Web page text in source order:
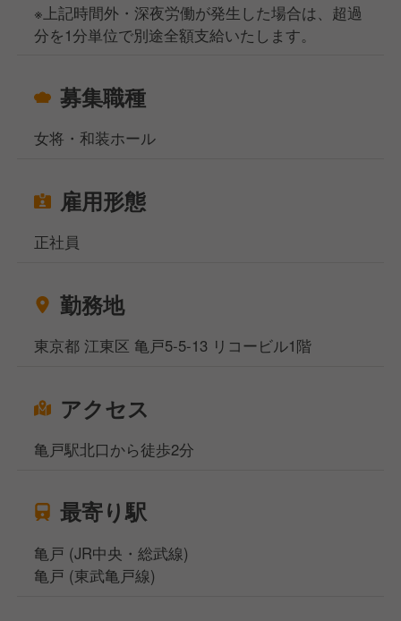
※上記時間外・深夜労働が発生した場合は、超過
分を1分単位で別途全額支給いたします。
募集職種
女将・和装ホール
雇用形態
正社員
勤務地
東京都 江東区 亀戸5-5-13 リコービル1階
アクセス
亀戸駅北口から徒歩2分
最寄り駅
亀戸 (JR中央・総武線)
亀戸 (東武亀戸線)